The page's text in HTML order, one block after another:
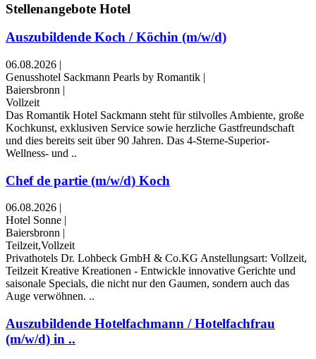
Stellenangebote Hotel
Auszubildende Koch / Köchin (m/w/d)
06.08.2026 |
Genusshotel Sackmann Pearls by Romantik |
Baiersbronn |
Vollzeit
Das Romantik Hotel Sackmann steht für stilvolles Ambiente, große
Kochkunst, exklusiven Service sowie herzliche Gastfreundschaft
und dies bereits seit über 90 Jahren. Das 4-Sterne-Superior-
Wellness- und ..
Chef de partie (m/w/d) Koch
06.08.2026 |
Hotel Sonne |
Baiersbronn |
Teilzeit,Vollzeit
Privathotels Dr. Lohbeck GmbH & Co.KG Anstellungsart: Vollzeit,
Teilzeit Kreative Kreationen - Entwickle innovative Gerichte und
saisonale Specials, die nicht nur den Gaumen, sondern auch das
Auge verwöhnen. ..
Auszubildende Hotelfachmann / Hotelfachfrau
(m/w/d) in ..